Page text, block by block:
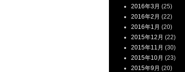
2016年3月 (25)
2016年2月 (22)
2016年1月 (20)
2015年12月 (22)
2015年11月 (30)
2015年10月 (23)
2015年9月 (20)